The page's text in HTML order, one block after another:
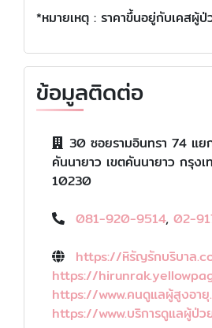
*หมายเหตุ : ราคาขึ้นอยู่กับเคสผู้
ข้อมูลติดต่อ
30 ซอยรามอินทรา 74 แย
คันนายาว เขตคันนายาว กรุง
10230
081-920-9514, 02-
https://หิรัญรักบริบาล
https://
https://www.คนดูแลผู้สูงอายุ
https://www.บริการดูแลผู้ป่ว